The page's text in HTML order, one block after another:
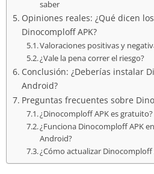
saber
Opiniones reales: ¿Qué dicen
Dinocomploff APK?
Valoraciones positivas y
¿Vale la pena correr el riesgo?
Conclusión: ¿Deberías instalar
Android?
Preguntas frecuentes sobre
¿Dinocomploff APK es gratuito?
¿Funciona Dinocomploff APK
Android?
¿Cómo actualizar Dinocomploff